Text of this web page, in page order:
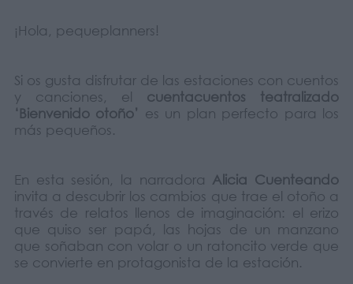
¡Hola, pequeplanners!
Si os gusta disfrutar de las estaciones con cuentos
y canciones, el cuentacuentos teatralizado
‘Bienvenido otoño’ es un plan perfecto para los
más pequeños.
En esta sesión, la narradora Alicia Cuenteando
invita a descubrir los cambios que trae el otoño a
través de relatos llenos de imaginación: el erizo
que quiso ser papá, las hojas de un manzano
que soñaban con volar o un ratoncito verde que
se convierte en protagonista de la estación.